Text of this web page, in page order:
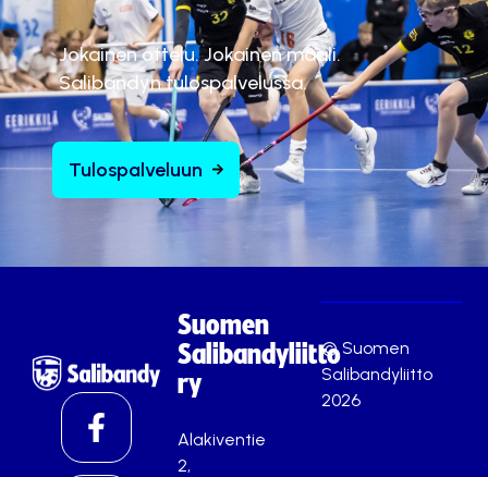
Jokainen ottelu. Jokainen maali.
Salibandyn tulospalvelussa.
Tulospalveluun
Suomen
Salibandyliitto
ry
Alakiventie
2,
© Suomen
Salibandyliitto
2026